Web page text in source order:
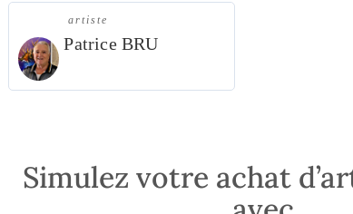
artiste
Patrice BRU
Simulez votre achat